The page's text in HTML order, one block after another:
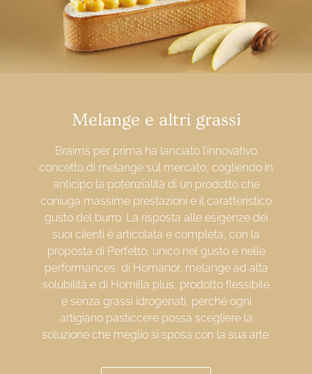
Melange e altri grassi
Braims per prima ha lanciato l’innovativo
concetto di melange sul mercato, cogliendo in
anticipo la potenzialità di un prodotto che
coniuga massime prestazioni e il caratteristico
gusto del burro. La risposta alle esigenze dei
suoi clienti è articolata e completa, con la
proposta di Perfetto, unico nel gusto e nelle
performances, di Homanor, melange ad alta
solubilità e di Homilla plus, prodotto flessibile
e senza grassi idrogenati, perché ogni
artigiano pasticcere possa scegliere la
soluzione che meglio si sposa con la sua arte.